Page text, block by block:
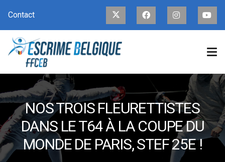
Contact
NOS TROIS FLEURETTISTES
DANS LE T64 À LA COUPE DU
MONDE DE PARIS, STEF 25E !